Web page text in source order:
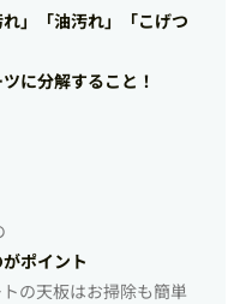
」「油汚れ」「こげつ
に分解すること！
ポイント
の天板はお掃除も簡単